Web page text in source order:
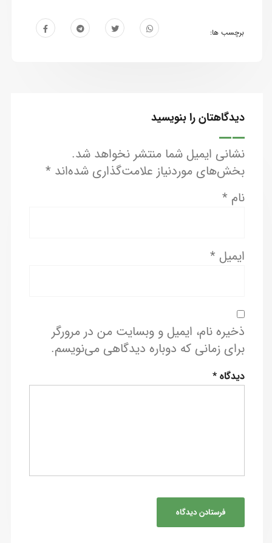
برچسب ها:
دیدگاهتان را بنویسید
نشانی ایمیل شما منتشر نخواهد شد.
بخش‌های موردنیاز علامت‌گذاری شده‌اند *
نام *
ایمیل *
ذخیره نام، ایمیل و وبسایت من در مرورگر
برای زمانی که دوباره دیدگاهی می‌نویسم.
دیدگاه*